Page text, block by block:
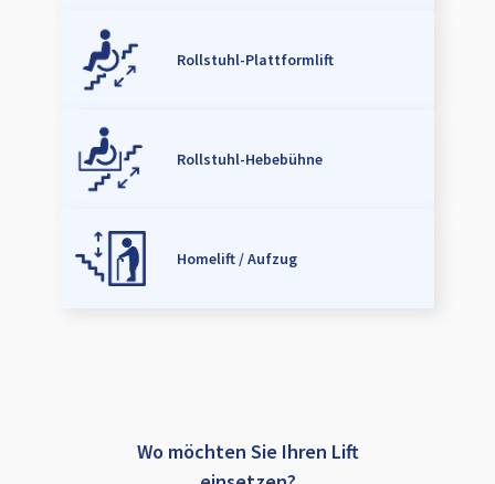
Rollstuhl-Plattformlift
Rollstuhl-Hebebühne
Homelift / Aufzug
Wo möchten Sie Ihren Lift